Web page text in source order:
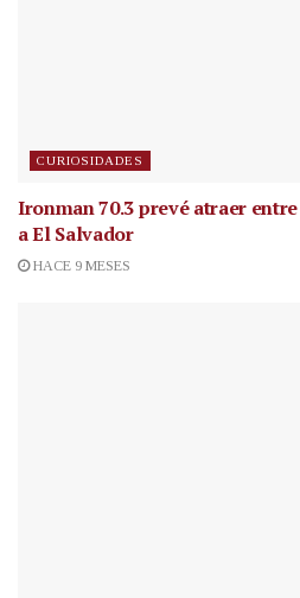
CURIOSIDADES
Ironman 70.3 prevé atraer
a El Salvador
HACE 9 MESES